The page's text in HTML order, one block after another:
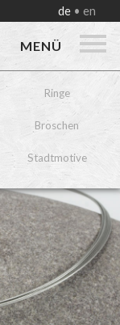
de en
MENÜ
Ringe
Broschen
Stadtmotive